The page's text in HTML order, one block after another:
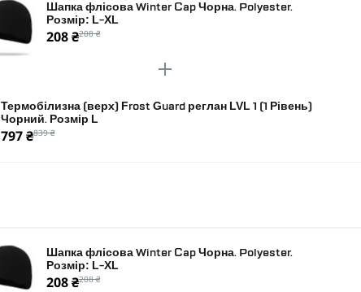
Шапка флісова Winter Cap Чорна. Polyester.
Розмір: L-XL
208 ₴208 ₴
Термобілизна (верх) Frost Guard реглан LVL 1 (1 Рівень)
Чорний. Розмір L
797 ₴839 ₴
Шапка флісова Winter Cap Чорна. Polyester.
Розмір: L-XL
208 ₴208 ₴